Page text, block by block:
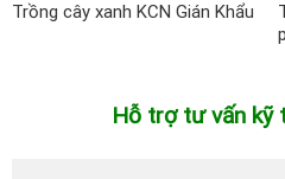
Trồng cây xanh KCN Gián Khẩu
Hỗ trợ tư vấn kỹ